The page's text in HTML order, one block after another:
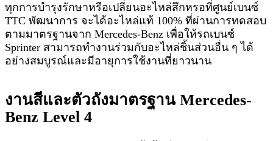
ทุกการบำรุงรักษาหรือเปลี่ยนอะไหล่สึกหรอที่ศูนย์เบนซ์
TTC พัฒนาการ จะได้อะไหล่แท้ 100% ที่ผ่านการทดสอบ
ตามมาตรฐานจาก Mercedes-Benz เพื่อให้รถเบนซ์
Sprinter สามารถทำงานร่วมกับอะไหล่ชิ้นส่วนอื่น ๆ ได้
อย่างสมบูรณ์และมีอายุการใช้งานที่ยาวนาน
งานสีและตัวถังมาตรฐาน Mercedes-
Benz Level 4